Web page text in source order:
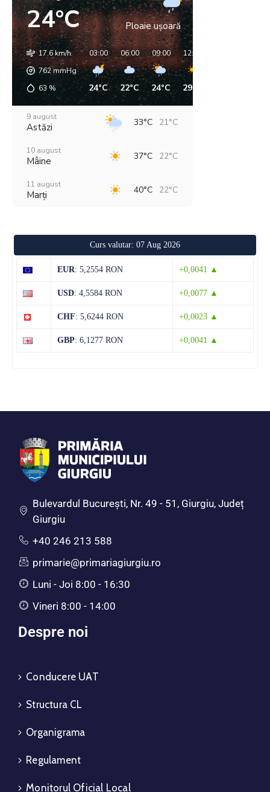
24°C Ploaie ușoară
17.6 km/h
762mmHg
63%
03:00
24°C
06:00
22°C
09:00
24°C
12:00
29°C
9 august
Astăzi 33°C 21°C
10 august
Mâine 37°C 22°C
11 august
Marți 40°C 22°C
36°C 20°C
Vineri
15 august
Curs valutar: 07 Aug 2026
EUR: 5,2554 RON +0,0041 ▲
USD: 4,5584 RON +0,0077 ▲
CHF: 5,6244 RON +0,0023 ▲
GBP: 6,1277 RON +0,0041 ▲
Bulevardul Bucureşti, Nr. 49 - 51, Giurgiu, Județ
Giurgiu
+40 246 213 588
primarie@primariagiurgiu.ro
Luni - Joi 8:00 - 16:30
Vineri 8:00 - 14:00
Despre noi
Conducere UAT
Structura CL
Organigrama
Regulament
Monitorul Oficial Local